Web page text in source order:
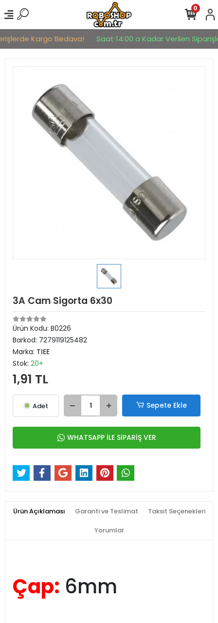
Kargo Bedava! Saat 14:00 a Kadar Verilen
0
3A Cam Sigorta 6x30
Ürün Kodu: B0226
Barkod: 7279119125482
Marka: TIEE
Stok: 20+
1,91 TL
Adet Sepete Ekle
WHATSAPP İLE SİPARİŞ VER
Ürün Açıklaması Garanti ve Teslimat Taksit Seçenekleri
Yorumlar
Çap: 6mm